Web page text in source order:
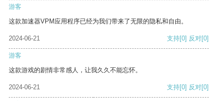
游客
这款加速器VPM应用程序已经为我们带来了无限的隐私和自由。
2024-06-21 支持[0] 反对[0]
游客
这款游戏的剧情非常感人，让我久久不能忘怀。
2024-06-21 支持[0] 反对[0]